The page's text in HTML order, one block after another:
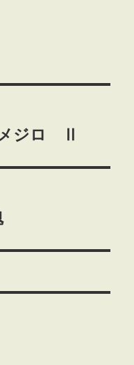
メジロ Ⅱ